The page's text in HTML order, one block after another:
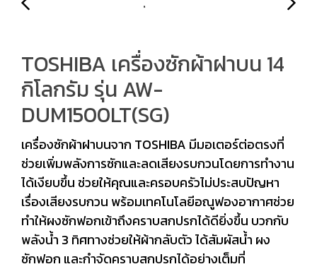
TOSHIBA เครื่องซักผ้าฝาบน 14
กิโลกรัม รุ่น AW-
DUM1500LT(SG)
เครื่องซักผ้าฝาบนจาก TOSHIBA มีมอเตอร์ต่อตรงที่
ช่วยเพิ่มพลังการซักและลดเสียงรบกวนโดยการทำงาน
ได้เงียบขึ้น ช่วยให้คุณและครอบครัวไม่ประสบปัญหา
เรื่องเสียงรบกวน พร้อมเทคโนโลยีอณูฟองอากาศช่วย
ทำให้ผงซักฟอกเข้าถึงคราบสกปรกได้ดียิ่งขึ้น บวกกับ
พลังน้ำ 3 ทิศทางช่วยให้ผ้ากลับตัว ได้สัมผัสน้ำ ผง
ซักฟอก และกำจัดคราบสกปรกได้อย่างเต็มที่